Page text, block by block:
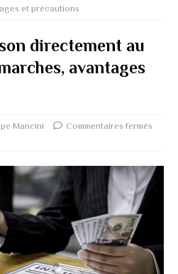
et précautions
directement au
avantages
Mancini Commentaires fermés